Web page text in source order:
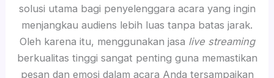
solusi utama bagi penyelenggara acara yang ingin
menjangkau audiens lebih luas tanpa batas jarak.
Oleh karena itu, menggunakan jasa live streaming
berkualitas tinggi sangat penting guna memastikan
pesan dan emosi dalam acara Anda tersampaikan